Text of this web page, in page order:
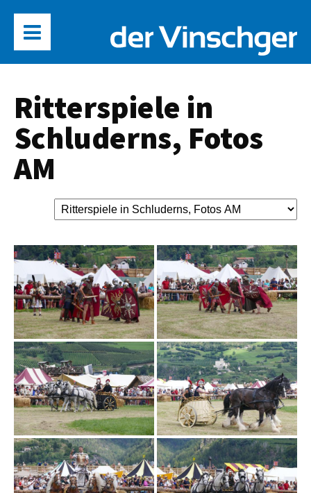
Ritterspiele in
Schluderns, Fotos
AM